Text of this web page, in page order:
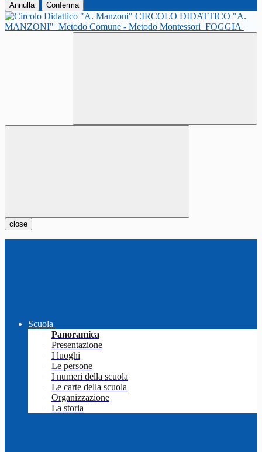
Annulla Conferma
CIRCOLO DIDATTICO "A.
MANZONI" Metodo Comune - Metodo Montessori FOGGIA
close
Scuola
Panoramica
Presentazione
I luoghi
Le persone
I numeri della scuola
Le carte della scuola
Organizzazione
La storia